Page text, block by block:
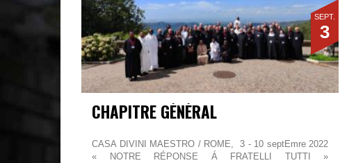
SEPT.
3
CHAPITRE GÉNÉRAL
CASA DIVINI MAESTRO / ROME, 3 - 10 septEmre 2022
« NOTRE RÉPONSE Á FRATELLI TUTTI »